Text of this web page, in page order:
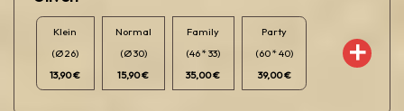
Klein
(Ø 26)
13,90 €
Normal
(Ø 30)
15,90 €
Family
(46 * 33)
35,00 €
Party
(60 * 40)
39,00 €